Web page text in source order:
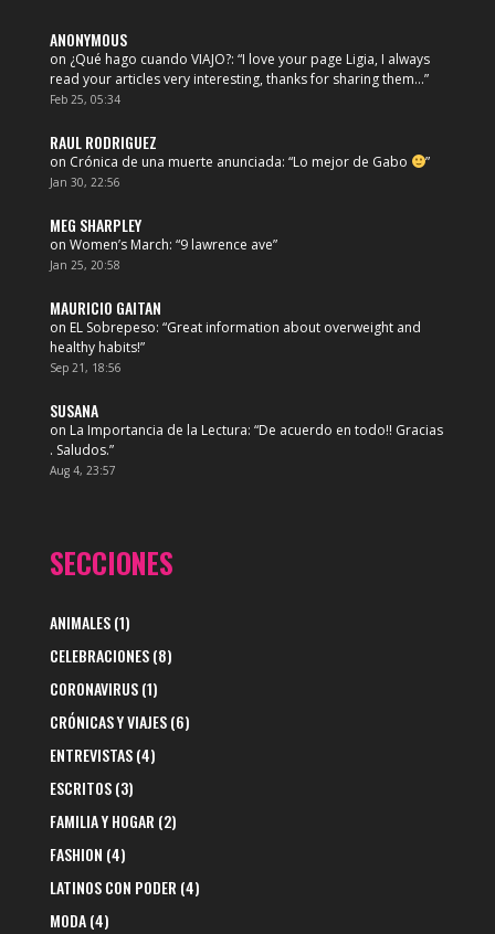
ANONYMOUS
on ¿Qué hago cuando VIAJO?: “I love your page Ligia, I always
read your articles very interesting, thanks for sharing them…”
Feb 25, 05:34
RAUL RODRIGUEZ
on Crónica de una muerte anunciada: “Lo mejor de Gabo ”
Jan 30, 22:56
MEG SHARPLEY
on Women’s March: “9 lawrence ave”
Jan 25, 20:58
MAURICIO GAITAN
on EL Sobrepeso: “Great information about overweight and
healthy habits!”
Sep 21, 18:56
SUSANA
on La Importancia de la Lectura: “De acuerdo en todo!! Gracias
. Saludos.”
Aug 4, 23:57
SECCIONES
ANIMALES(1)
CELEBRACIONES(8)
CORONAVIRUS(1)
CRÓNICAS Y VIAJES(6)
ENTREVISTAS(4)
ESCRITOS(3)
FAMILIA Y HOGAR (2)
FASHION (4)
LATINOS CON PODER (4)
MODA(4)